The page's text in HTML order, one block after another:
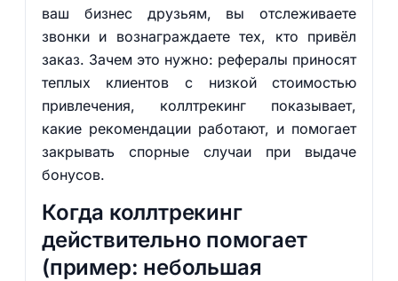
ваш бизнес друзьям, вы отслеживаете
звонки и вознаграждаете тех, кто привёл
заказ. Зачем это нужно: рефералы приносят
теплых клиентов с низкой стоимостью
привлечения, коллтрекинг показывает,
какие рекомендации работают, и помогает
закрывать спорные случаи при выдаче
бонусов.
Когда коллтрекинг
действительно помогает
(пример: небольшая